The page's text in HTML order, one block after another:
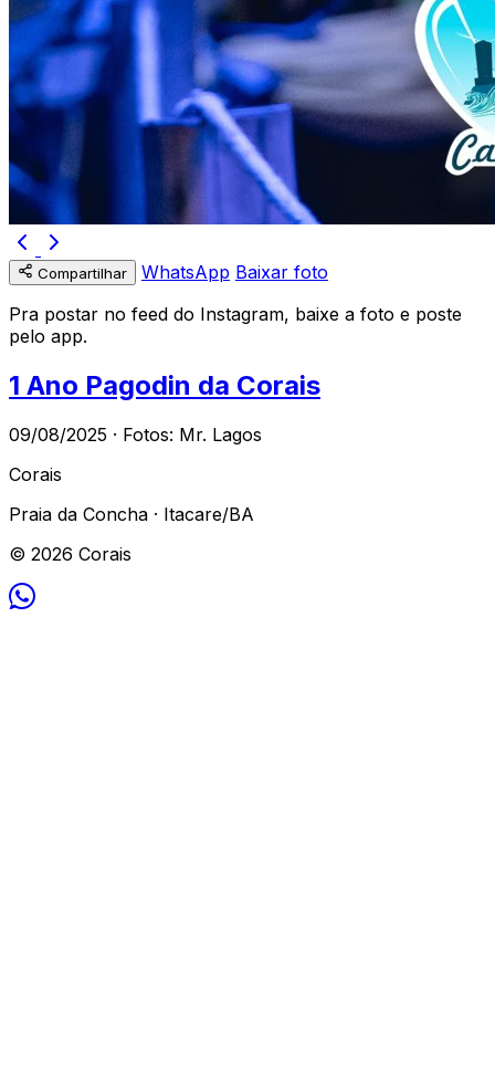
Compartilhar WhatsApp Baixar foto
Pra postar no feed do Instagram, baixe a foto e poste
pelo app.
1 Ano Pagodin da Corais
09/08/2025 · Fotos: Mr. Lagos
Corais
Praia da Concha · Itacare/BA
© 2026 Corais